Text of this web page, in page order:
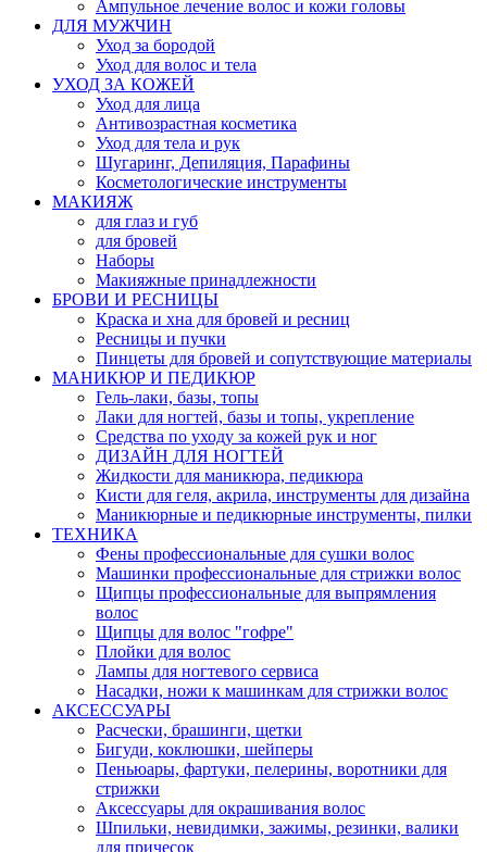
Ампульное лечение волос и кожи головы
ДЛЯ МУЖЧИН
Уход за бородой
Уход для волос и тела
УХОД ЗА КОЖЕЙ
Уход для лица
Антивозрастная косметика
Уход для тела и рук
Шугаринг, Депиляция, Парафины
Косметологические инструменты
МАКИЯЖ
для глаз и губ
для бровей
Наборы
Макияжные принадлежности
БРОВИ И РЕСНИЦЫ
Краска и хна для бровей и ресниц
Ресницы и пучки
Пинцеты для бровей и сопутствующие материалы
МАНИКЮР И ПЕДИКЮР
Гель-лаки, базы, топы
Лаки для ногтей, базы и топы, укрепление
Средства по уходу за кожей рук и ног
ДИЗАЙН ДЛЯ НОГТЕЙ
Жидкости для маникюра, педикюра
Кисти для геля, акрила, инструменты для дизайна
Маникюрные и педикюрные инструменты, пилки
ТЕХНИКА
Фены профессиональные для сушки волос
Машинки профессиональные для стрижки волос
Щипцы профессиональные для выпрямления
волос
Щипцы для волос "гофре"
Плойки для волос
Лампы для ногтевого сервиса
Насадки, ножи к машинкам для стрижки волос
АКСЕССУАРЫ
Расчески, брашинги, щетки
Бигуди, коклюшки, шейперы
Пеньюары, фартуки, пелерины, воротники для
стрижки
Аксессуары для окрашивания волос
Шпильки, невидимки, зажимы, резинки, валики
для причесок